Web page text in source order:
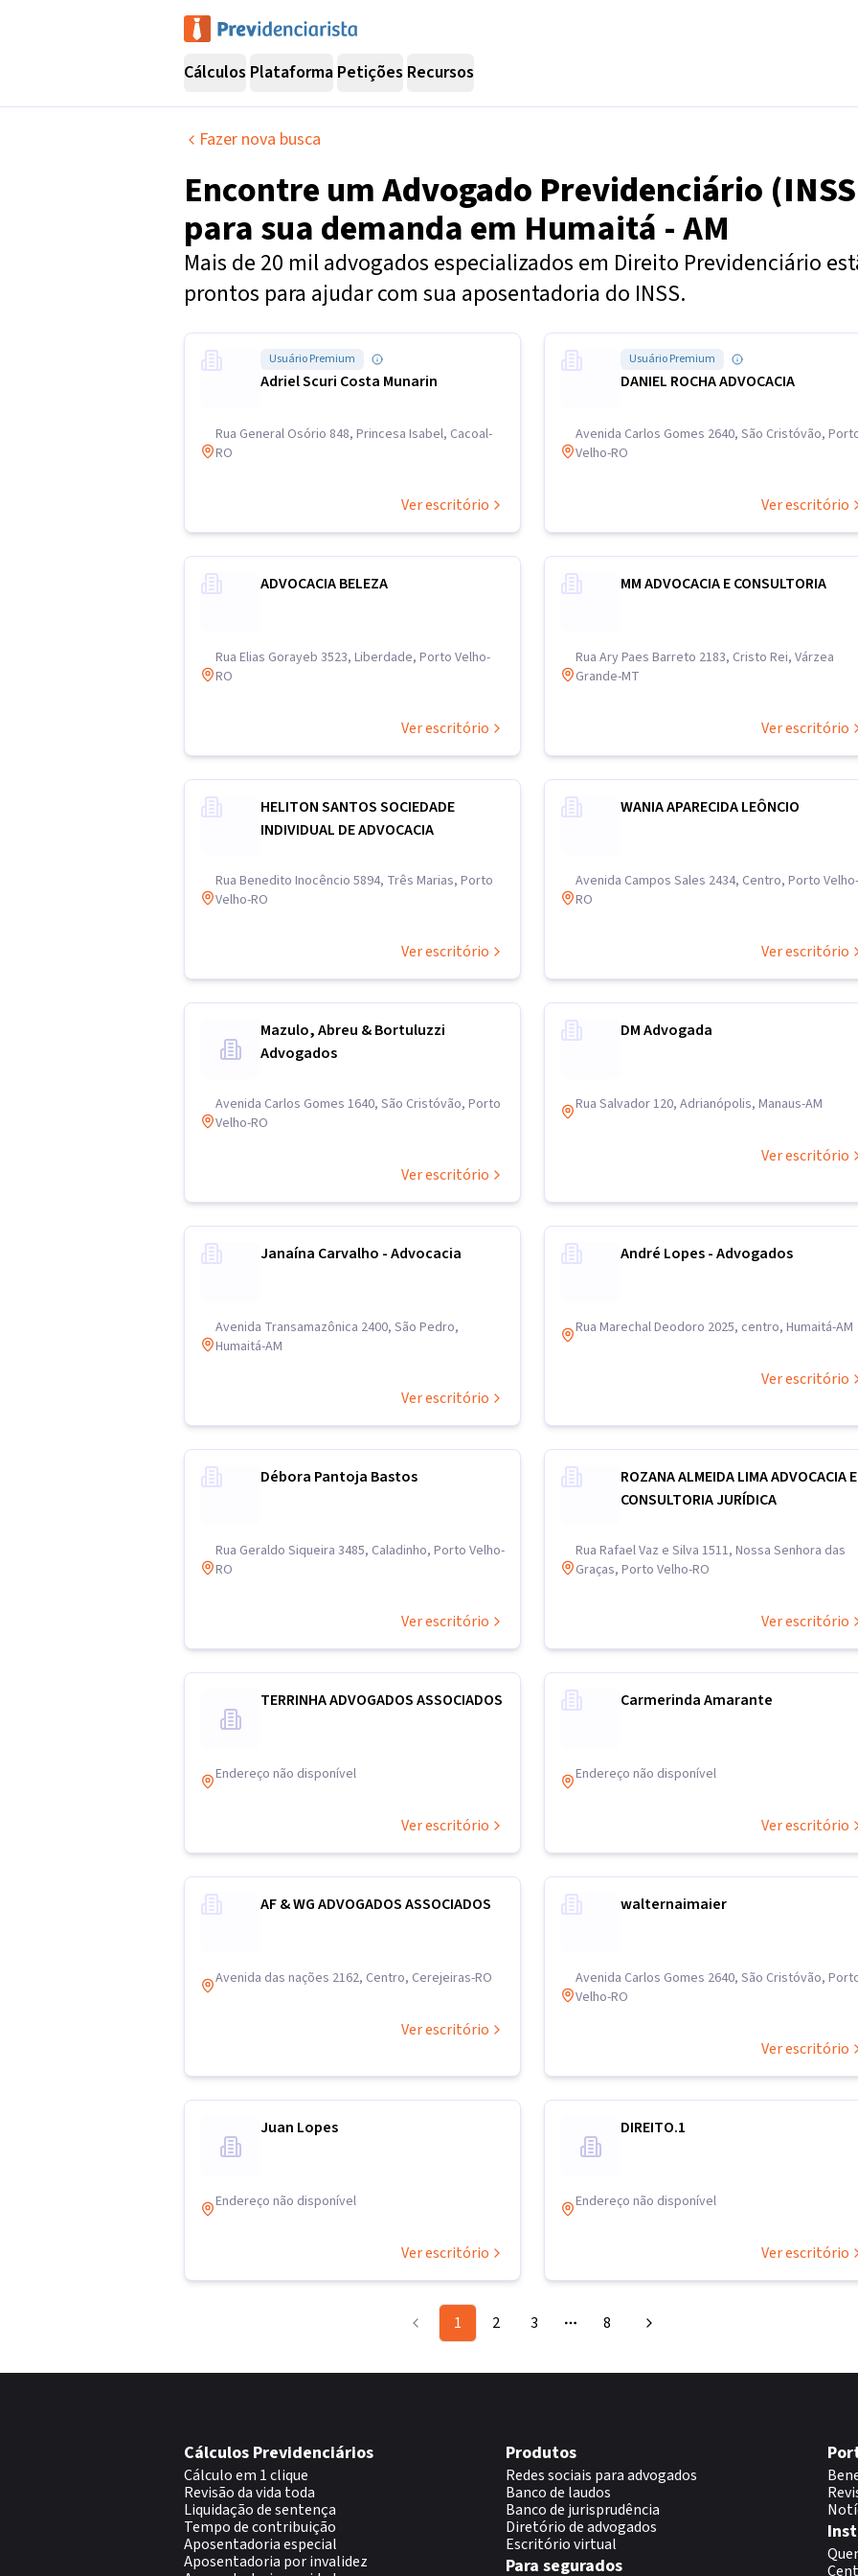
Cálculos Plataforma Petições Recursos
Fazer nova busca
Encontre umAdvogado Previdenciário
para sua demanda em Humaitá - AM
Mais de 20 mil advogados especializados em Direito Previdenciário
prontos para ajudar com sua aposentadoria do INSS.
Usuário Premium
Adriel Scuri Costa Munarin
Rua General Osório 848, Princesa Isabel, Cacoal-
RO
Ver escritório
Usuário Premium
DANIEL ROCHA ADVOCACIA
Avenida Carlos Gomes 2640, São Cristóvão,
Velho-RO
Ver escritório
ADVOCACIA BELEZA
Rua Elias Gorayeb 3523, Liberdade, Porto Velho-
RO
Ver escritório
MM ADVOCACIA E CONSULTORIA
Rua Ary Paes Barreto 2183, Cristo Rei, Várzea
Grande-MT
Ver escritório
HELITON SANTOS SOCIEDADE
INDIVIDUAL DE ADVOCACIA
Rua Benedito Inocêncio 5894, Três Marias, Porto
Velho-RO
Ver escritório
WANIA APARECIDA LEÔNCIO
Avenida Campos Sales 2434, Centro, Porto Velho-
RO
Ver escritório
Mazulo, Abreu & Bortuluzzi
Advogados
Avenida Carlos Gomes 1640, São Cristóvão, Porto
Velho-RO
Ver escritório
DM Advogada
Rua Salvador 120, Adrianópolis, Manaus-AM
Ver escritório
Janaína Carvalho - Advocacia
Avenida Transamazônica 2400, São Pedro,
Humaitá-AM
Ver escritório
André Lopes - Advogados
Rua Marechal Deodoro 2025, centro, Humaitá-AM
Ver escritório
Débora Pantoja Bastos
Rua Geraldo Siqueira 3485, Caladinho, Porto Velho-
RO
Ver escritório
ROZANA ALMEIDA LIMA ADVOCACIA E
CONSULTORIA JURÍDICA
Rua Rafael Vaz e Silva 1511, Nossa Senhora das
Graças, Porto Velho-RO
Ver escritório
TERRINHA ADVOGADOS ASSOCIADOS
Endereço não disponível
Ver escritório
Carmerinda Amarante
Endereço não disponível
Ver escritório
AF & WG ADVOGADOS ASSOCIADOS
Avenida das nações 2162, Centro, Cerejeiras-RO
Ver escritório
walternaimaier
Avenida Carlos Gomes 2640, São Cristóvão,
Velho-RO
Ver escritório
Juan Lopes
Endereço não disponível
Ver escritório
DIREITO.1
Endereço não disponível
Ver escritório
1 2 3 More pages
8
Cálculos Previdenciários
Cálculo em 1 clique
Revisão da vida toda
Liquidação de sentença
Tempo de contribuição
Aposentadoria especial
Aposentadoria por invalidez
Produtos
Redes sociais para advogados
Banco de laudos
Banco de jurisprudência
Diretório de advogados
Escritório virtual
Para segurados